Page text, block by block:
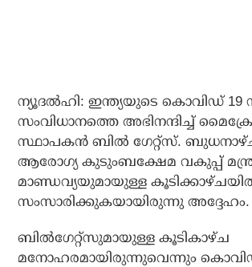
ന്യൂദല്‍ഹി: ഇന്ത്യയുടെ കൊവിഡ് 19
സംവിധാനത്തെ അഭിനന്ദിച്ച്
സ്ഥാപകന്‍ ബില്‍ ഗേറ്റ്‌സ്. ബുധനാഴ്ച
ആരോഗ്യ കുടുംബക്ഷേമ വകുപ്പ്
മാണ്ഡവ്യയുമായുള്ള
സംസാരിക്കുകയായിരുന്നു അദ്ദേഹം.
ബില്‍ഗേറ്റ്‌സുമായുള്ള കൂടികാഴ്ച
മനോഹരമായിരുന്നുവെന്നും